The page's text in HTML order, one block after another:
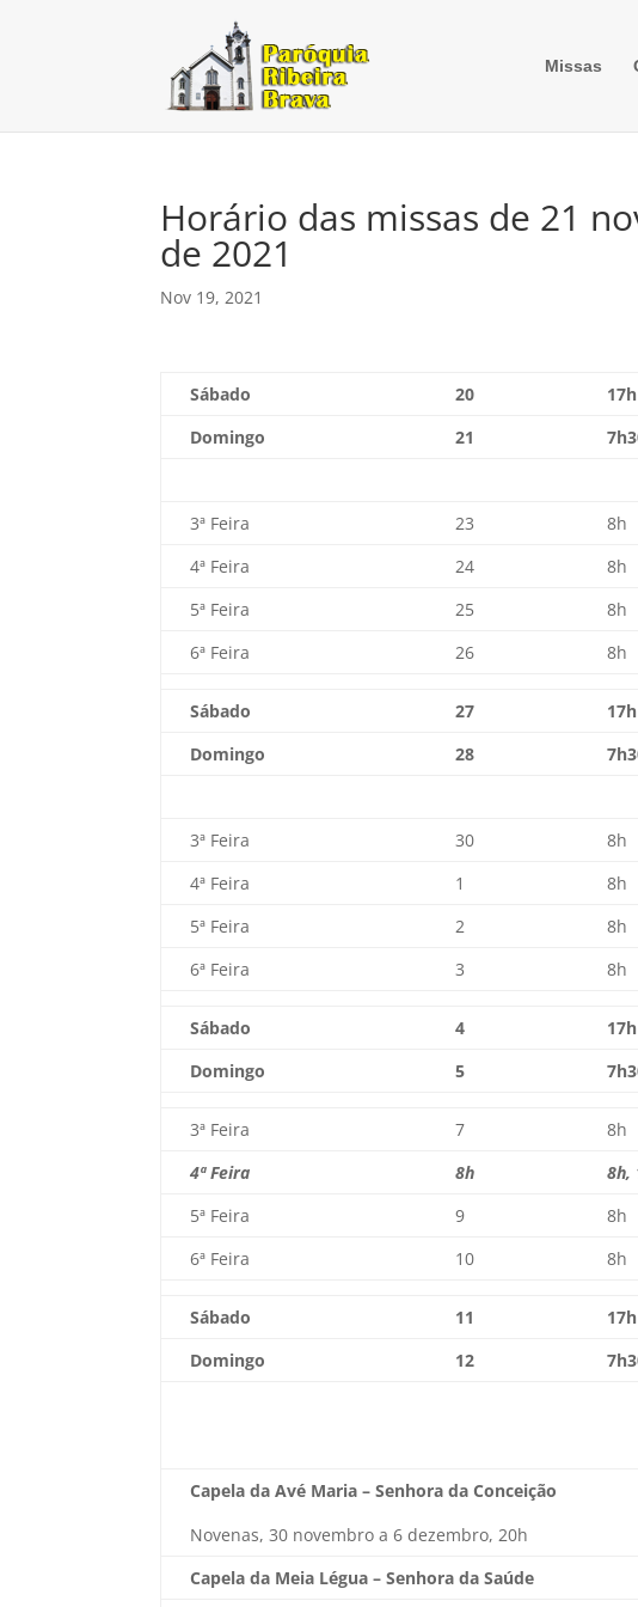
Missas
Horário das missas de 21
de 2021
Nov 19, 2021
Sábado 20
17h
Domingo
21
3ª Feira 23
8h
4ª Feira
24
8h
5ª Feira
25
8h
6ª Feira
26 8h
Sábado 27
17h
Domingo
28
3ª Feira 30
8h
4ª Feira
1
8h
5ª Feira
2
8h
6ª Feira
3 8h
Sábado 4
17h
Domingo
5
3ª Feira 7
8h
4ª Feira
8h 8h,
5ª Feira
9
8h
6ª Feira
10 8h
Sábado 11
17h
Domingo
12
Capela da Avé Maria – Senhora da Conceição
Novenas, 30 novembro a 6 dezembro, 20h
Capela da Meia Légua – Senhora da Saúde